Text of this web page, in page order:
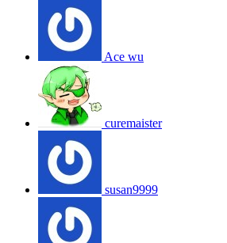
Ace wu
curemaister
susan9999